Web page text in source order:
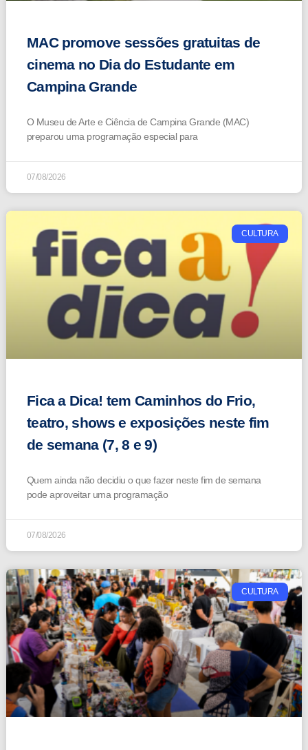
MAC promove sessões gratuitas de
cinema no Dia do Estudante em
Campina Grande
O Museu de Arte e Ciência de Campina Grande (MAC)
preparou uma programação especial para
07/08/2026
CULTURA
Fica a Dica! tem Caminhos do Frio,
teatro, shows e exposições neste fim
de semana (7, 8 e 9)
Quem ainda não decidiu o que fazer neste fim de semana
pode aproveitar uma programação
07/08/2026
CULTURA